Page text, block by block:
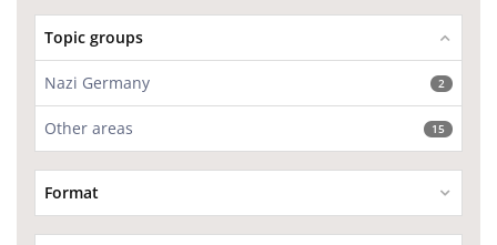
Topic groups
Nazi Germany 2
Other areas 15
Format